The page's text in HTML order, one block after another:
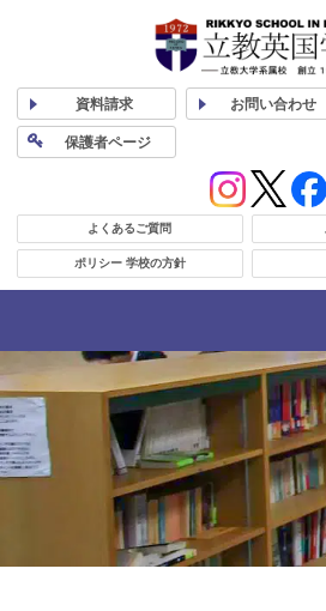
資料請求 お問い合わせ
保護者ページ
よくあるご質問
ポリシー 学校の方針